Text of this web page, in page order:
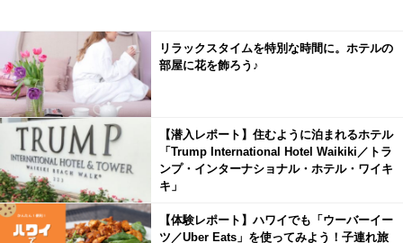
リラックスタイムを特別な時間に。ホテルの
部屋に花を飾ろう♪
【潜入レポート】住むように泊まれるホテル
「Trump International Hotel Waikiki／トラ
ンプ・インターナショナル・ホテル・ワイキ
キ」
【体験レポート】ハワイでも「ウーバーイー
ツ／Uber Eats」を使ってみよう！子連れ旅